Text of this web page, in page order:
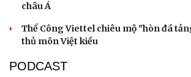
châu Á
Thể Công Viettel chiêu mộ "hòn đá
thủ môn Việt kiều
PODCAST